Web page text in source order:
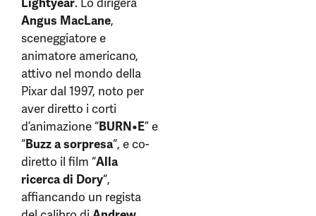
Angus MacLane,
sceneggiatore e
animatore americano,
attivo nel mondo della
Pixar dal 1997, noto per
aver diretto i corti
d’animazione “BURN•E” e
“Buzz a sorpresa“, e co-
diretto il film “Alla
ricerca di Dory“,
affiancando un regista